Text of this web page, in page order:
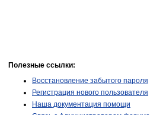
Полезные ссылки:
Восстановление забытого пароля
Регистрация нового пользователя
Наша документация помощи